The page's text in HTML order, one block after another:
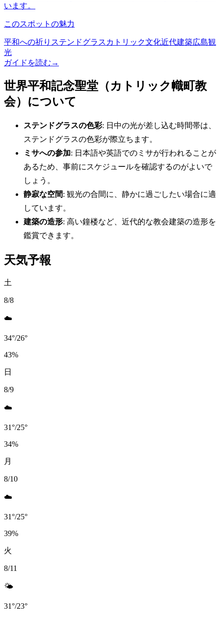
います。
このスポットの魅力
平和への祈り ステンドグラス カトリック文化近代建築広島観
光
ガイドを読む →
世界平和記念聖堂（カトリック幟町教
会）について
ステンドグラスの色彩: 日中の光が差し込む時間帯は、
ステンドグラスの色彩が際立ちます。
ミサへの参加: 日本語や英語でのミサが行われることが
あるため、事前にスケジュールを確認するのがよいで
しょう。
静寂な空間: 観光の合間に、静かに過ごしたい場合に適
しています。
建築の造形: 高い鐘楼など、近代的な教会建築の造形を
鑑賞できます。
天気予報
土
8/8
☁️
34°/26°
43%
日
8/9
☁️
31°/25°
34%
月
8/10
☁️
31°/25°
39%
火
8/11
🌤️
31°/23°